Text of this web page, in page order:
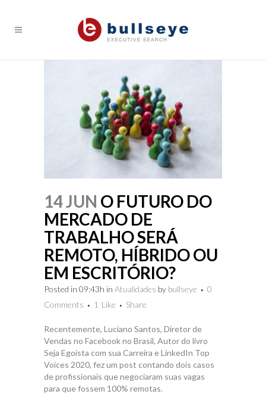
14 JUN O FUTURO DO
MERCADO DE
TRABALHO SERÁ
REMOTO, HÍBRIDO OU
EM ESCRITÓRIO?
Posted in 09:43h in Atualidades by bullseye
0
Comments
1 Like Share
Recentemente, Luciano Santos, Diretor de
Vendas no Facebook no Brasil, Autor do livro
Seja Egoísta com sua Carreira e LinkedIn Top
Voices 2020, fez um post contando dois casos
de profissionais que negociaram suas vagas
para que fossem 100% remotas.